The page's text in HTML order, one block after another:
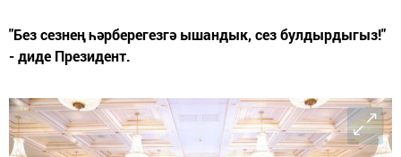
"Без сезнең һәрберегезгә ышандык, сез булдырдыгыз!"
- диде Президент.